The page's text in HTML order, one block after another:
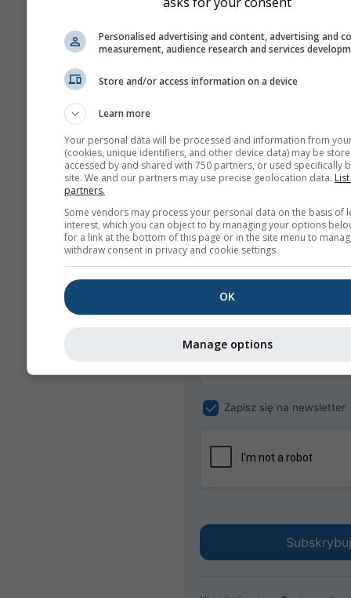
zostaną one przekazane do
meteoMail -
Otrzymuj ostrzeżenia
mailem za darmo.
meteoMail jest bezpłatny i
niego zrezygnować w
Zapisz się na newsletter
Personalised advertising and content, advertising and
measurement, audience research and services
Store and/or access information on a device
Learn more
Your personal data will be processed and information from
(cookies, unique identifiers, and other device data) may be
accessed by and shared with 750 partners, or used specifically
site. We and our partners may use precise geolocation data.
partners.
Some vendors may process your personal data on the basis of
interest, which you can object to by managing your options
for a link at the bottom of this page or in the site menu to
withdraw consent in privacy and cookie settings.
OK
Manage options